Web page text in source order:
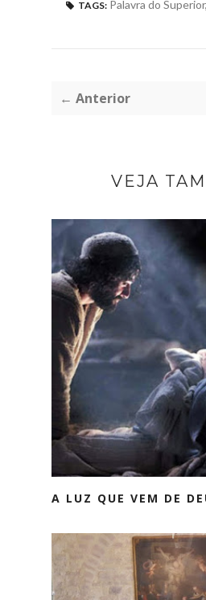
TAGS: Palavra do Superior,
← Anterior
VEJA
A LUZ QUE VEM DE